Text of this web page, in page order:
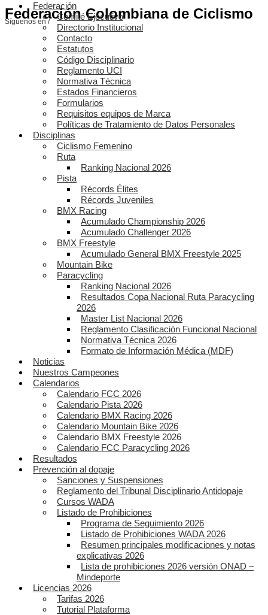
Federación Colombiana de Ciclismo
Síguenos en /
Federación
Comité Ejecutivo
Directorio Institucional
Contacto
Estatutos
Código Disciplinario
Reglamento UCI
Normativa Técnica
Estados Financieros
Formularios
Requisitos equipos de Marca
Políticas de Tratamiento de Datos Personales
Disciplinas
Ciclismo Femenino
Ruta
Ranking Nacional 2026
Pista
Récords Élites
Récords Juveniles
BMX Racing
Acumulado Championship 2026
Acumulado Challenger 2026
BMX Freestyle
Acumulado General BMX Freestyle 2025
Mountain Bike
Paracycling
Ranking Nacional 2026
Resultados Copa Nacional Ruta Paracycling
2026
Master List Nacional 2026
Reglamento Clasificación Funcional Nacional
Normativa Técnica 2026
Formato de Información Médica (MDF)
Noticias
Nuestros Campeones
Calendarios
Calendario FCC 2026
Calendario Pista 2026
Calendario BMX Racing 2026
Calendario Mountain Bike 2026
Calendario BMX Freestyle 2026
Calendario FCC Paracycling 2026
Resultados
Prevención al dopaje
Sanciones y Suspensiones
Reglamento del Tribunal Disciplinario Antidopaje
Cursos WADA
Listado de Prohibiciones
Programa de Seguimiento 2026
Listado de Prohibiciones WADA 2026
Resumen principales modificaciones y notas
explicativas 2026
Lista de prohibiciones 2026 versión ONAD –
Mindeporte
Licencias 2026
Tarifas 2026
Tutorial Plataforma